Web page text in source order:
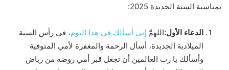
بمناسبة السنة الجديدة 2025:
الدعاء الأول:اللهمَّ إني أسألك في هذا اليوم، في رأس السنة
الميلادية الجديدة، أسأل الرحمة والمغفرة لأمي المتوفية
وأسألك يا رب العالمين أن تجعل قبر أمي روضة من رياض